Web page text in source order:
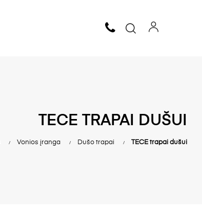
TECE TRAPAI DUŠUI
Vonios įranga Dušo trapai TECE trapai dušui